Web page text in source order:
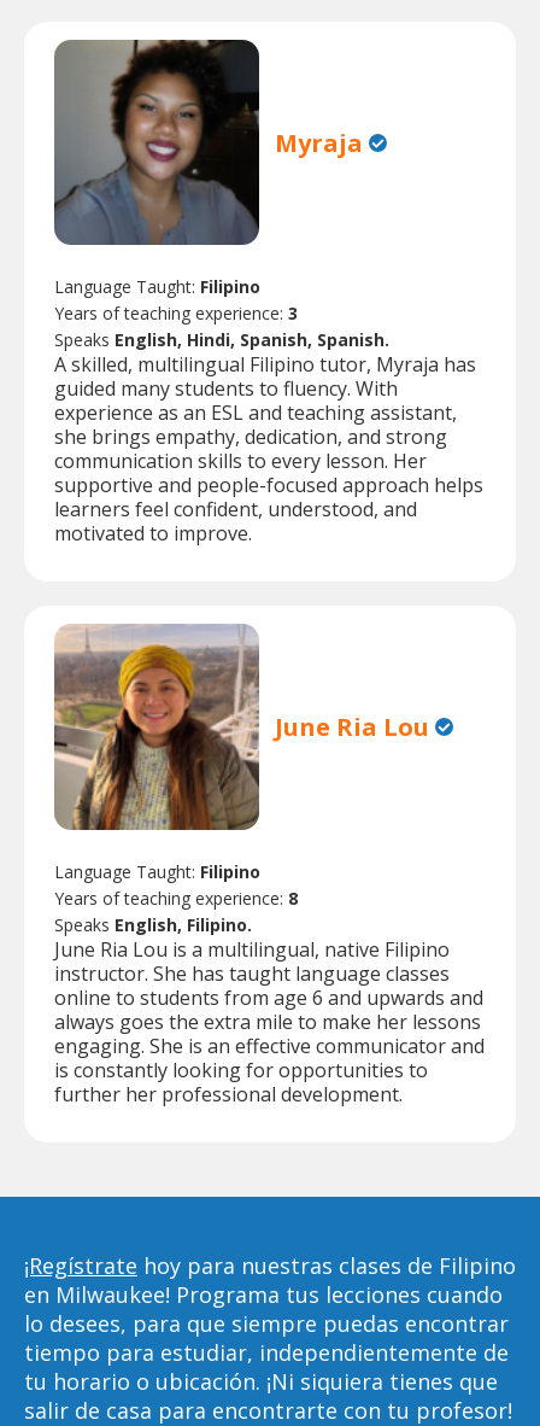
Myraja
Language Taught: Filipino
Years of teaching experience: 3
Speaks English, Hindi, Spanish, Spanish.
A skilled, multilingual Filipino tutor, Myraja has
guided many students to fluency. With
experience as an ESL and teaching assistant,
she brings empathy, dedication, and strong
communication skills to every lesson. Her
supportive and people-focused approach helps
learners feel confident, understood, and
motivated to improve.
June Ria Lou
Language Taught: Filipino
Years of teaching experience: 8
Speaks English, Filipino.
June Ria Lou is a multilingual, native Filipino
instructor. She has taught language classes
online to students from age 6 and upwards and
always goes the extra mile to make her lessons
engaging. She is an effective communicator and
is constantly looking for opportunities to
further her professional development.
¡Regístrate hoy para nuestras clases de Filipino
en Milwaukee! Programa tus lecciones cuando
lo desees, para que siempre puedas encontrar
tiempo para estudiar, independientemente de
tu horario o ubicación. ¡Ni siquiera tienes que
salir de casa para encontrarte con tu profesor!